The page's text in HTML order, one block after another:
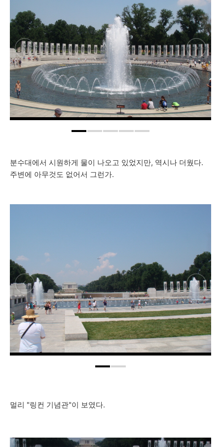
분수대에서 시원하게 물이 나오고 있었지만, 역시나 더웠다.
주변에 아무것도 없어서 그런가.
멀리 "링컨 기념관"이 보였다.